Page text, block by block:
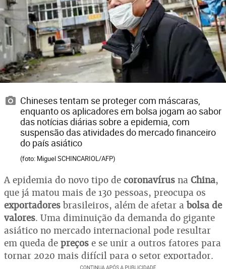
Chineses tentam se proteger com máscaras,
enquanto os aplicadores em bolsa jogam ao sabor
das notícias diárias sobre a epidemia, com
suspensão das atividades do mercado financeiro
do país asiático
(foto: Miguel SCHINCARIOL/AFP)
A epidemia do novo tipo de coronavírus na China,
que já matou mais de 130 pessoas, preocupa os
exportadores brasileiros, além de afetar a bolsa de
valores. Uma diminuição da demanda do gigante
asiático no mercado internacional pode resultar
em queda de preços e se unir a outros fatores para
tornar 2020 mais difícil para o setor exportador.